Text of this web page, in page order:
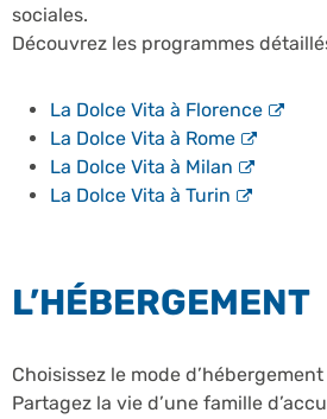
sociales.
Découvrez les programmes
La Dolce Vita à Florence
La Dolce Vita à Rome
La Dolce Vita à Milan
La Dolce Vita à Turin
L’HÉBERGEMENT
Choisissez le mode
Partagez la vie d’une famille